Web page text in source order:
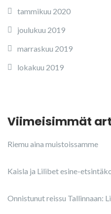
tammikuu 2020
joulukuu 2019
marraskuu 2019
lokakuu 2019
Viimeisimmät
Riemu aina muistoissamme
Kaisla ja Lilibet esine-
Onnistunut reissu Tallinnaan: